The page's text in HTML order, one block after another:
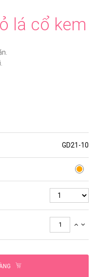
lá cổ kem
GD21-10